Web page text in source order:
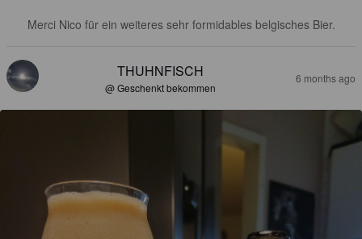
Merci Nico für ein weiteres sehr formidables belgisches Bier.
THUHNFISCH
@ Geschenkt bekommen
6 months ago